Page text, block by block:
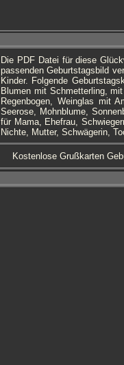
Die PDF Datei für diese
passenden Geburtstagsbild
Kinder. Folgende
Blumen mit Schmetterling,
Regenbogen, Weinglas mit
Seerose, Mohnblume,
für Mama, Ehefrau,
Nichte, Mutter, Schwägerin,
Kostenlose Grußkarten